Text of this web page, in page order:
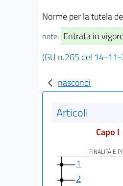
Norme per la tutela
note: Entrata in
(GU n.265 del 14-
nascondi
Articoli
Capo I
FINALITÀ E
1
2